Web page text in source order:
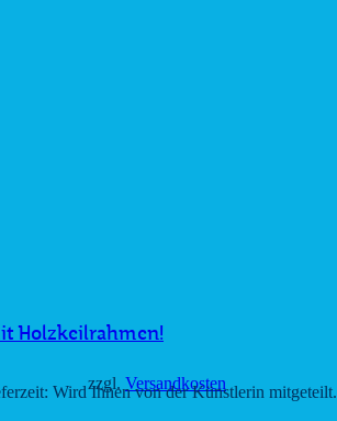
Holzkeilrahmen!
zzgl. Versandkosten
Wird Ihnen von der Künstlerin mitgeteilt.